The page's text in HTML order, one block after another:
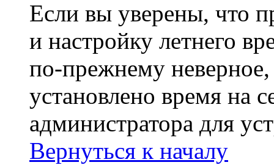
Если вы уверены, что
и настройку летнего
по-прежнему неверное,
установлено время на
администратора для
Вернуться к началу